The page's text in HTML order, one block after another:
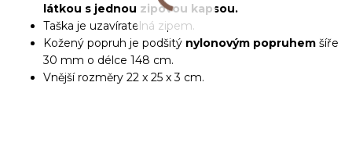
látkou s jednou zipovou kapsou.
Taška je uzavíratelná zipem.
Kožený popruh je podšitý nylonovým popruhem šíře
30 mm o délce 148 cm.
Vnější rozměry 22 x 25 x 3 cm.